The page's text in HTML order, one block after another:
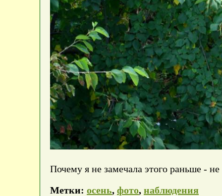
Почему я не замечала этого раньше -
Метки: осень, фото, наблюдения